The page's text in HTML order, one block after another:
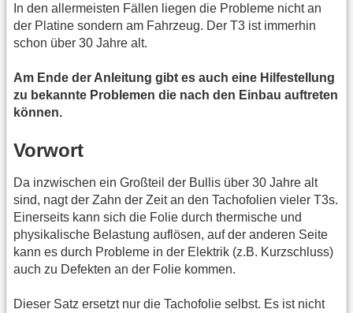
In den allermeisten Fällen liegen die Probleme nicht an
der Platine sondern am Fahrzeug. Der T3 ist immerhin
schon über 30 Jahre alt.
Am Ende der Anleitung gibt es auch eine Hilfestellung
zu bekannte Problemen die nach den Einbau auftreten
können.
Vorwort
Da inzwischen ein Großteil der Bullis über 30 Jahre alt
sind, nagt der Zahn der Zeit an den Tachofolien vieler T3s.
Einerseits kann sich die Folie durch thermische und
physikalische Belastung auflösen, auf der anderen Seite
kann es durch Probleme in der Elektrik (z.B. Kurzschluss)
auch zu Defekten an der Folie kommen.
Dieser Satz ersetzt nur die Tachofolie selbst. Es ist nicht